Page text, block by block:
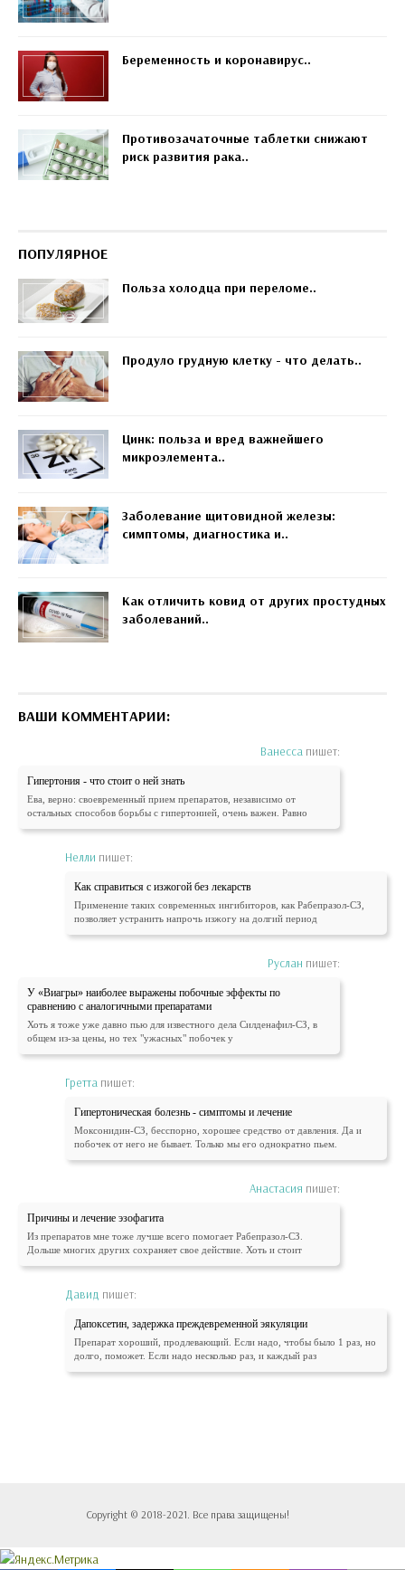
Беременность и коронавирус..
Противозачаточные таблетки снижают
риск развития рака..
ПОПУЛЯРНОЕ
Польза холодца при переломе..
Продуло грудную клетку - что делать..
Цинк: польза и вред важнейшего
микроэлемента..
Заболевание щитовидной железы:
симптомы, диагностика и..
Как отличить ковид от других простудных
заболеваний..
ВАШИ КОММЕНТАРИИ:
Ванесса пишет:
Гипертония - что стоит о ней знать
Ева, верно: своевременный прием препаратов, независимо от
остальных способов борьбы с гипертонией, очень важен. Равно
Нелли пишет:
Как справиться с изжогой без лекарств
Применение таких современных ингибиторов, как Рабепразол-СЗ,
позволяет устранить напрочь изжогу на долгий период
Руслан пишет:
У «Виагры» наиболее выражены побочные эффекты по
сравнению с аналогичными препаратами
Хоть я тоже уже давно пью для известного дела Силденафил-СЗ, в
общем из-за цены, но тех "ужасных" побочек у
Гретта пишет:
Гипертоническая болезнь - симптомы и лечение
Моксонидин-СЗ, бесспорно, хорошее средство от давления. Да и
побочек от него не бывает. Только мы его однократно пьем.
Анастасия пишет:
Причины и лечение эзофагита
Из препаратов мне тоже лучше всего помогает Рабепразол-СЗ.
Дольше многих других сохраняет свое действие. Хоть и стоит
Давид пишет:
Дапоксетин, задержка преждевременной эякуляции
Препарат хороший, продлевающий. Если надо, чтобы было 1 раз, но
долго, поможет. Если надо несколько раз, и каждый раз
Copyright © 2018-2021. Все права защищены!